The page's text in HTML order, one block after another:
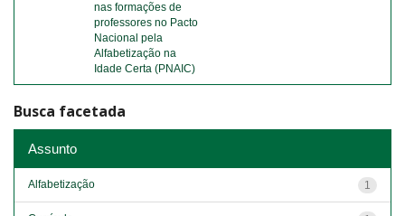
nas formações de
professores no Pacto
Nacional pela
Alfabetização na
Idade Certa (PNAIC)
Busca facetada
Assunto
1
Alfabetização